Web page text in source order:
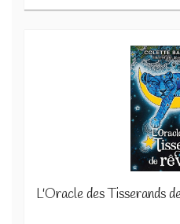
L'Oracle des Tisserands